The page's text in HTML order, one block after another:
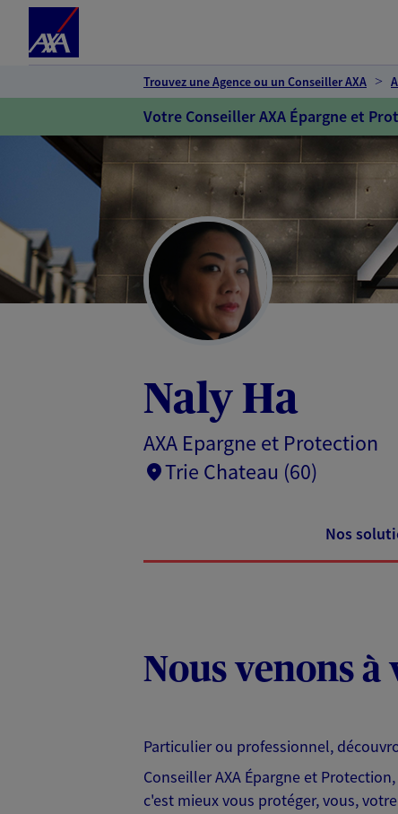
Trouvez une Agence ou un Conseiller AXA
Votre Conseiller AXA Épargne et
Naly Ha
AXA Epargne et Protection
Trie Chateau (60)
Nos
Nous venons
Particulier ou professionnel,
Conseiller AXA Épargne et
c'est mieux vous protéger, vous,